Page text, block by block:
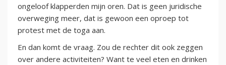
ongeloof klapperden mijn oren. Dat is geen juridische
overweging meer, dat is gewoon een oproep tot
protest met de toga aan.
En dan komt de vraag. Zou de rechter dit ook zeggen
over andere activiteiten? Want te veel eten en drinken